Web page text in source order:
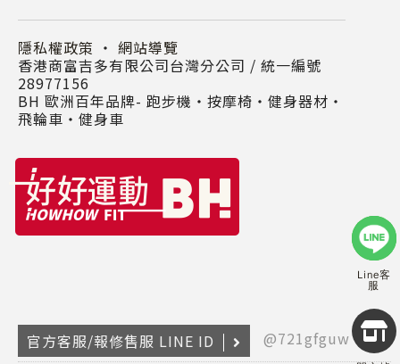
2026
Line客
服
隱私權政策 ・ 網站導覽
香港商富吉多有限公司台灣分公司 / 統一編號
28977156
BH 歐洲百年品牌- 跑步機‧按摩椅‧健身器材‧
飛輪車‧健身車
官方客服/報修售服 LINE ID @721gfguw